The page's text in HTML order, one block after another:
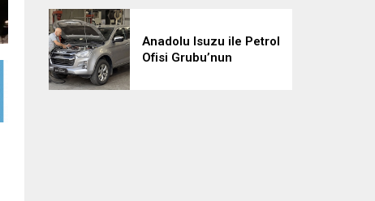
Anadolu Isuzu ile Petrol
Ofisi Grubu’nun